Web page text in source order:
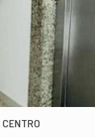
CENTRO